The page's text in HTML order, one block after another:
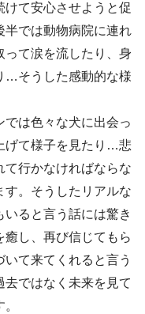
て安心させようと促
半では動物病院に連れ
って涙を流したり、身
…そうした感動的な様
では色々な犬に出会っ
げて様子を見たり…悲
て行かなければならな
す。そうしたリアルな
ると言う話には驚き
癒し、再び信じてもら
て来てくれると言う
ではなく未来を見て